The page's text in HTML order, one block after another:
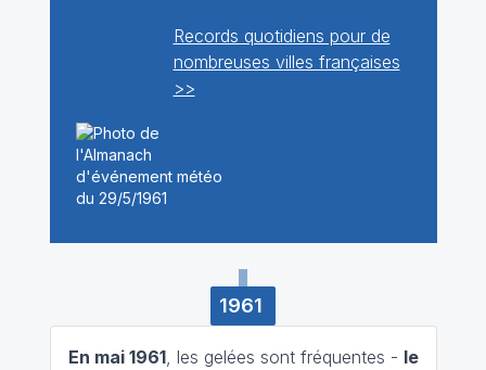
Records quotidiens pour de
nombreuses villes françaises
>>
1961
En mai 1961, les gelées sont fréquentes - le